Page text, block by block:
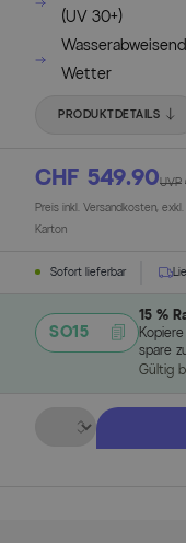
(UV 30+)
Wetter
PRODUKTDETAILS
CHF 549.90UVP
Preis inkl. Versandkosten,
Karton
Sofort lieferbar
SO15
15 %
spare
Gültig
Menge